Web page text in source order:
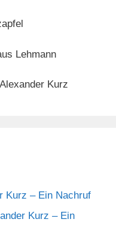
Lehmann
Kurz
Kurz – Ein Nachruf
Kurz – Ein